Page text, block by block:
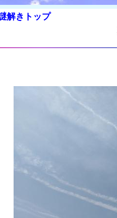
解きトップ